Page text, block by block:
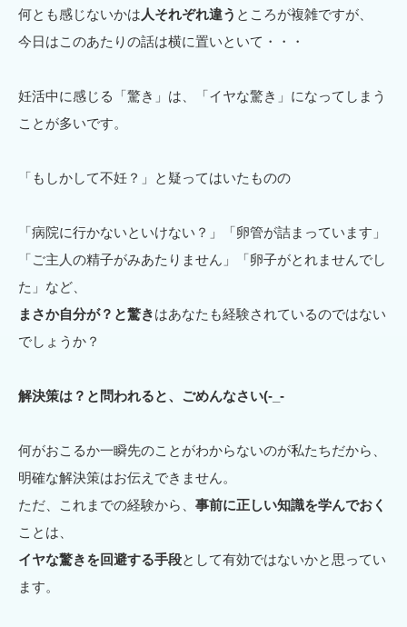
何とも感じないかは 人それぞれ違う ところが複雑ですが、
今日はこのあたりの話は横に置いといて・・・
妊活中に感じる「驚き」は、「イヤな驚き」になってしまう
ことが多いです。
「もしかして不妊？」と疑ってはいたものの
「病院に行かないといけない？」「卵管が詰まっています」
「ご主人の精子がみあたりません」「卵子がとれませんでし
た」など、
まさか自分が？と驚きはあなたも経験されているのではない
でしょうか？
解決策は？と問われると、ごめんなさい(-_-
何がおこるか一瞬先のことがわからないのが私たちだから、
明確な解決策はお伝えできません。
ただ、これまでの経験から、 事前に正しい知識を学んでおく
ことは、
イヤな驚きを回避する手段として有効ではないかと思ってい
ます。